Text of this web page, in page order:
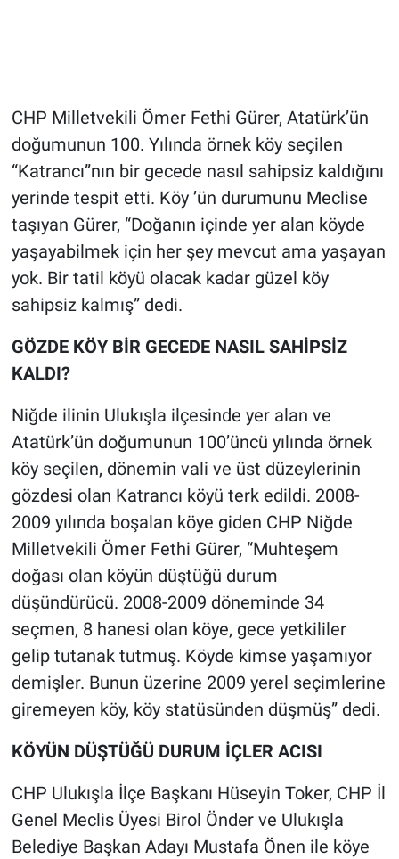
CHP Milletvekili Ömer Fethi Gürer, Atatürk’ün
doğumunun 100. Yılında örnek köy seçilen
“Katrancı”nın bir gecede nasıl sahipsiz kaldığını
yerinde tespit etti. Köy ’ün durumunu Meclise
taşıyan Gürer, “Doğanın içinde yer alan köyde
yaşayabilmek için her şey mevcut ama yaşayan
yok. Bir tatil köyü olacak kadar güzel köy
sahipsiz kalmış” dedi.
GÖZDE KÖY BİR GECEDE NASIL SAHİPSİZ
KALDI?
Niğde ilinin Ulukışla ilçesinde yer alan ve
Atatürk’ün doğumunun 100’üncü yılında örnek
köy seçilen, dönemin vali ve üst düzeylerinin
gözdesi olan Katrancı köyü terk edildi. 2008-
2009 yılında boşalan köye giden CHP Niğde
Milletvekili Ömer Fethi Gürer, “Muhteşem
doğası olan köyün düştüğü durum
düşündürücü. 2008-2009 döneminde 34
seçmen, 8 hanesi olan köye, gece yetkililer
gelip tutanak tutmuş. Köyde kimse yaşamıyor
demişler. Bunun üzerine 2009 yerel seçimlerine
giremeyen köy, köy statüsünden düşmüş” dedi.
KÖYÜN DÜŞTÜĞÜ DURUM İÇLER ACISI
CHP Ulukışla İlçe Başkanı Hüseyin Toker, CHP İl
Genel Meclis Üyesi Birol Önder ve Ulukışla
Belediye Başkan Adayı Mustafa Önen ile köye